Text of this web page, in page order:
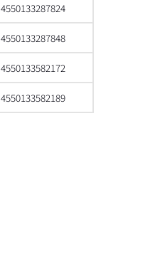
4550133287824
4550133287848
4550133582172
4550133582189